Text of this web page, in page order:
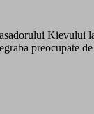
Kievului
preocupate